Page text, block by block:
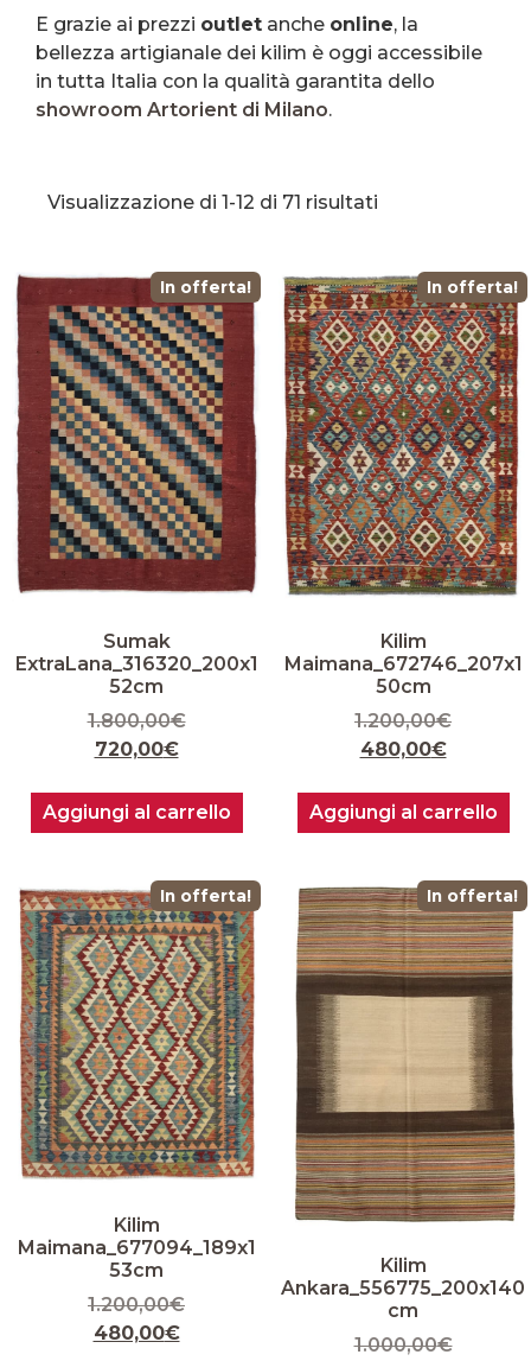
E grazie ai prezzi outlet anche online, la
bellezza artigianale dei kilim è oggi accessibile
in tutta Italia con la qualità garantita dello
showroom Artorient di Milano.
Visualizzazione di 1-12 di 71 risultati
In offerta!
Sumak
ExtraLana_316320_200x1
52cm
1.800,00€
720,00€
Aggiungi al carrello
In offerta!
Kilim
Maimana_672746_207x1
50cm
1.200,00€
480,00€
Aggiungi al carrello
In offerta!
Kilim
Maimana_677094_189x1
53cm
1.200,00€
480,00€
In offerta!
Kilim
Ankara_556775_200x140
cm
1.000,00€